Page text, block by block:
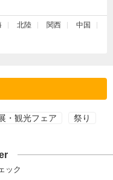
北陸 関西 中国
・観光フェア 祭り
ック